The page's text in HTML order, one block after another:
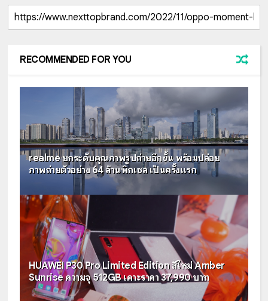
RECOMMENDED FOR YOU
realme ยกระดับคุณภาพรูปถ่ายอีกขั้น พร้อมปล่อย
ภาพถ่ายตัวอย่าง 64 ล้านพิกเซล เป็นครั้งแรก
HUAWEI P30 Pro Limited Edition สีใหม่ Amber
Sunrise ความจุ 512GB เคาะราคา 37,990 บาท